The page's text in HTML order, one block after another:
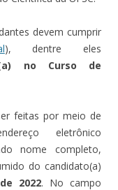
devem cumprir
), dentre eles
no Curso de
feitas por meio de
eletrônico
nome completo,
do candidato(a)
2022. No campo